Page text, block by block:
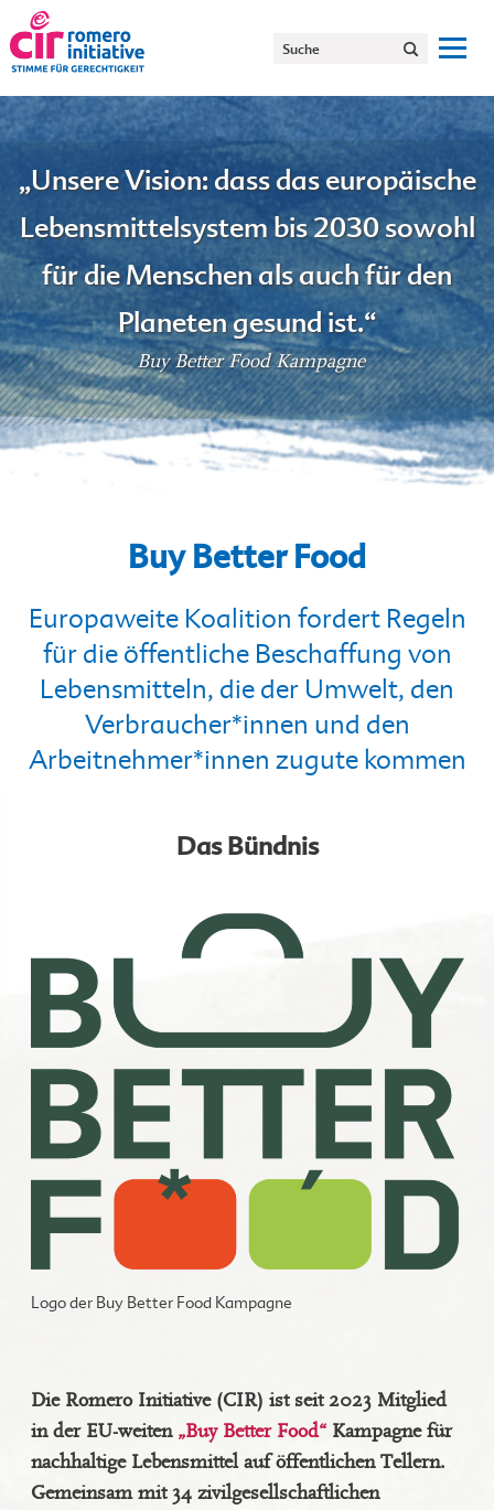
„Unsere Vision: dass das europäische
Lebensmittelsystem bis 2030 sowohl
für die Menschen als auch für den
Planeten gesund ist.“
Buy Better Food Kampagne
Buy Better Food
Europaweite Koalition fordert Regeln
für die öffentliche Beschaffung von
Lebensmitteln, die der Umwelt, den
Verbraucher*innen und den
Arbeitnehmer*innen zugute kommen
Das Bündnis
Logo der Buy Better Food Kampagne
Die Romero Initiative (CIR) ist seit 2023 Mitglied
in der EU-weiten „Buy Better Food“Kampagne für
nachhaltige Lebensmittel auf öffentlichen Tellern.
Gemeinsam mit 34 zivilgesellschaftlichen